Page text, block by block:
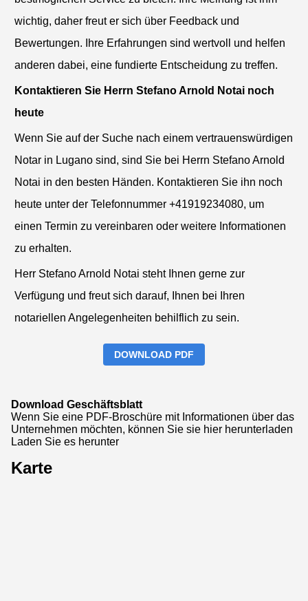
wichtig, daher freut er sich über Feedback und
Bewertungen. Ihre Erfahrungen sind wertvoll und helfen
anderen dabei, eine fundierte Entscheidung zu treffen.
Kontaktieren Sie Herrn Stefano Arnold Notai noch
heute
Wenn Sie auf der Suche nach einem vertrauenswürdigen
Notar in Lugano sind, sind Sie bei Herrn Stefano Arnold
Notai in den besten Händen. Kontaktieren Sie ihn noch
heute unter der Telefonnummer +41919234080, um
einen Termin zu vereinbaren oder weitere Informationen
zu erhalten.
Herr Stefano Arnold Notai steht Ihnen gerne zur
Verfügung und freut sich darauf, Ihnen bei Ihren
notariellen Angelegenheiten behilflich zu sein.
DOWNLOAD PDF
Download Geschäftsblatt
Wenn Sie eine PDF-Broschüre mit Informationen über das
Unternehmen möchten, können Sie sie hier herunterladen
Laden Sie es herunter
Karte